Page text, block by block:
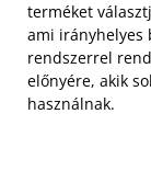
terméket
ami irányhelyes
rendszerrel
előnyére, akik
használnak.